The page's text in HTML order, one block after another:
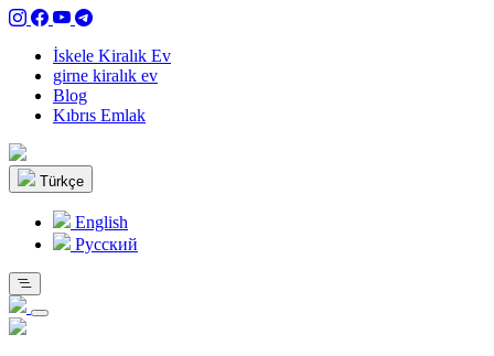
İskele Kiralık Ev
girne kiralık ev
Blog
Kıbrıs Emlak
Türkçe
English
Pусский